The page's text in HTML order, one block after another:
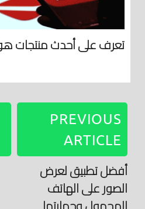
تعرف على أحدث منتجات
PREVIOUS
ARTICLE
أفضل تطبيق لعرض
الصور على الهاتف